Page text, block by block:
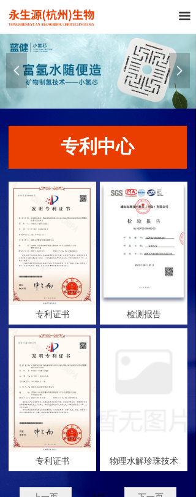
끀
넳 넲
专利中心
专利证书 检测报告
专利证书 物理水解珍珠技术